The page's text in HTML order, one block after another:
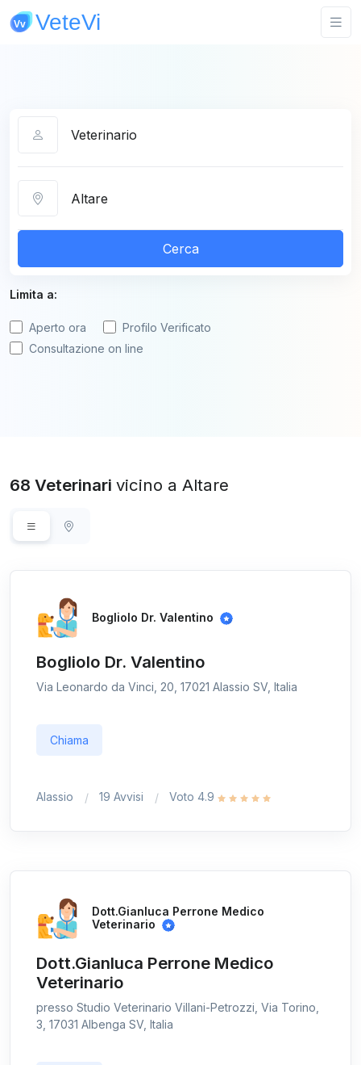
Cerca
Limita a:
Aperto ora
Profilo Verificato
Consultazione on line
68 Veterinari vicino a Altare
Bogliolo Dr. Valentino
Bogliolo Dr. Valentino
Via Leonardo da Vinci, 20, 17021 Alassio SV, Italia
Chiama
Alassio 19 Avvisi Voto 4.9
Dott.Gianluca Perrone Medico
Veterinario
Dott.Gianluca Perrone Medico
Veterinario
presso Studio Veterinario Villani-Petrozzi, Via Torino,
3, 17031 Albenga SV, Italia